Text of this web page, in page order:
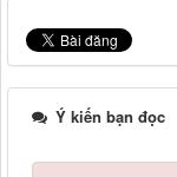
Ý kiến bạn đọc